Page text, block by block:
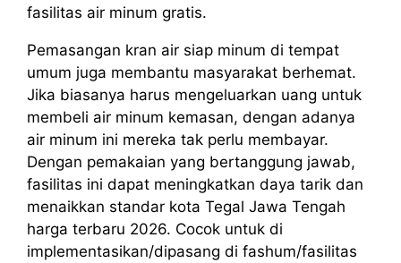
fasilitas air minum gratis.
Pemasangan kran air siap minum di tempat
umum juga membantu masyarakat berhemat.
Jika biasanya harus mengeluarkan uang untuk
membeli air minum kemasan, dengan adanya
air minum ini mereka tak perlu membayar.
Dengan pemakaian yang bertanggung jawab,
fasilitas ini dapat meningkatkan daya tarik dan
menaikkan standar kota Tegal Jawa Tengah
harga terbaru 2026. Cocok untuk di
implementasikan/dipasang di fashum/fasilitas